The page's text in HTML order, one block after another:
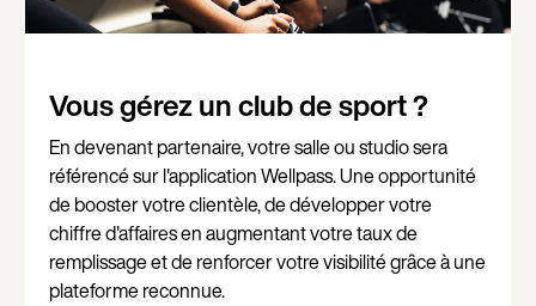
Vous gérez un club de sport ?
En devenant partenaire, votre salle ou studio sera
référencé sur l'application Wellpass. Une opportunité
de booster votre clientèle, de développer votre
chiffre d'affaires en augmentant votre taux de
remplissage et de renforcer votre visibilité grâce à une
plateforme reconnue.